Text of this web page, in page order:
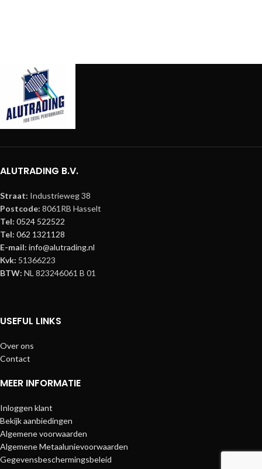
ALUTRADING B.V.
Straat: Industrieweg 38
Postcode: 8061RB Hasselt
Tel: 0524 522522
Tel: 062 1321128
E-mail: info@alutrading.nl
Kvk: 51366223
BTW: NL 823246061 B 01
USEFUL LINKS
Over ons
Contact
MEER INFORMATIE
Inloggen klant
Bekijk aanbiedingen
Algemene voorwaarden
Algemene Metaalunievoorwaarden
Gegevensbeschermingsbeleid